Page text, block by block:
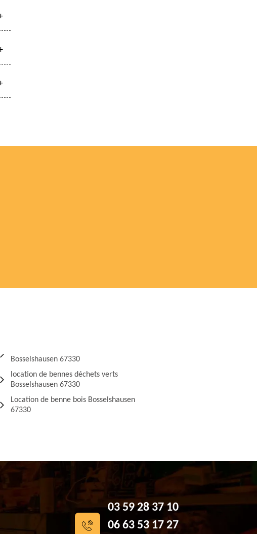
Bosselshausen 67330
location de bennes déchets verts
Bosselshausen 67330
Location de benne bois Bosselshausen
67330
03 59 28 37 10
06 63 53 17 27